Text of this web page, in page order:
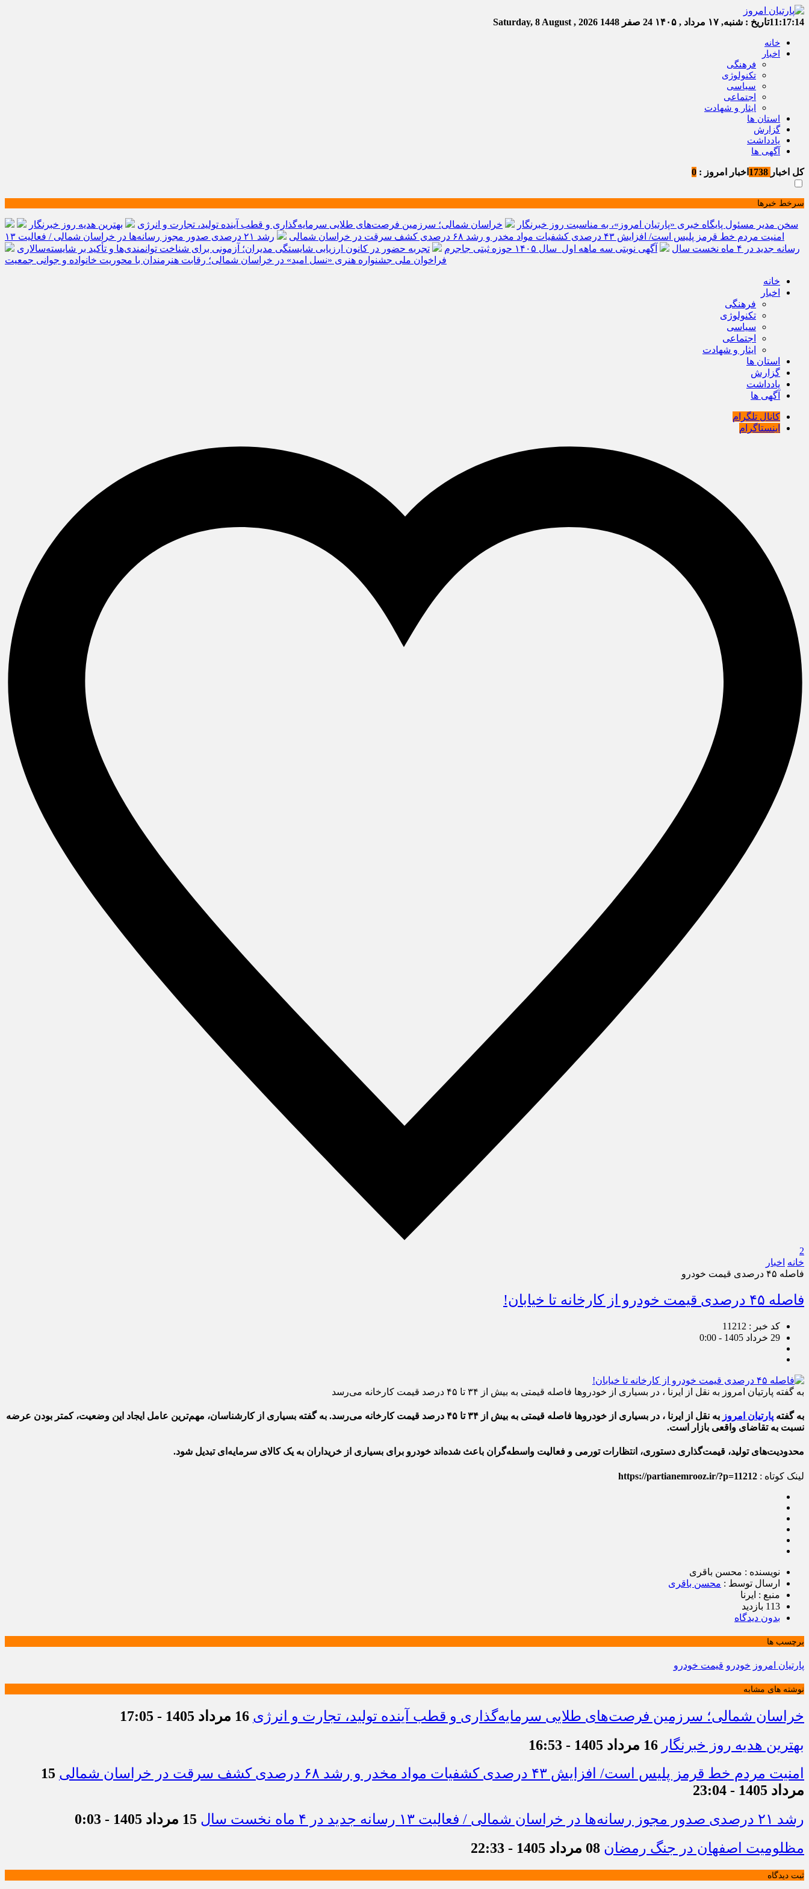
11:17:14تاریخ : شنبه, ۱۷ مرداد , ۱۴۰۵ 24 صفر 1448
خانه
اخبار
فرهنگی
تکنولوژی
سیاسی
اجتماعی
ایثار و شهادت
استان ها
گزارش
یادداشت
آگهی ها
کل اخبار اخبار امروز : 0
سرخط خبرها
سخن مدیر مسئول پایگاه خبری «پارتیان امروز»، به مناسبت روز خبرنگار خراسان شمالی؛ سرزمین فرصت‌های طلایی سرمایه‌گذاری و قطب آینده تولید، تجارت و انرژی
بهترین هدیه روز خبرنگار
امنیت مردم خط قرمز پلیس است/ افزایش ۴۳ درصدی کشفیات مواد مخدر و رشد ۶۸ درصدی کشف سرقت در خراسان شمالی
رشد ۲۱ درصدی صدور مجوز رسانه‌ها در خراسان شمالی / فعالیت ۱۳
رسانه جدید در ۴ ماه نخست سال
آگهی نوبتی سه ماهه اول سال ۱۴۰۵ حوزه ثبتی جاجرم
تجربه حضور در کانون ارزیابی شایستگی مدیران؛ آزمونی برای شناخت توانمندی‌ها و تأکید بر شایسته‌سالاری
فراخوان ملی جشنواره هنری «نسل امید» در خراسان شمالی؛ رقابت هنرمندان با محوریت خانواده و جوانی جمعیت
خانه
اخبار
فرهنگی
تکنولوژی
سیاسی
اجتماعی
ایثار و شهادت
استان ها
گزارش
یادداشت
آگهی ها
کانال تلگرام
اینستاگرام
2
خانه اخبار
فاصله ۴۵ درصدی قیمت خودرو
فاصله ۴۵ درصدی قیمت خودرو از کارخانه تا خیابان!
کد خبر : 11212
29 خرداد 1405 - 0:00
به گفته پارتیان امروز به نقل از ایرنا ، در بسیاری از خودروها فاصله قیمتی به بیش از ۳۴ تا ۴۵ درصد قیمت کارخانه می‌رسد
به گفته پارتیان امروز
به نقل از ایرنا ، در بسیاری از خودروها فاصله قیمتی به بیش از ۳۴ تا ۴۵ درصد قیمت کارخانه می‌رسد. به گفته بسیاری از کارشناسان، مهم‌ترین عامل ایجاد این وضعیت، کمتر بودن عرضه
نسبت به تقاضای واقعی بازار است.
محدودیت‌های تولید، قیمت‌گذاری دستوری، انتظارات تورمی و فعالیت واسطه‌گران باعث شده‌اند خودرو برای بسیاری از خریداران به یک کالای سرمایه‌ای تبدیل شود.
لینک کوتاه : https://partianemrooz.ir/?p=11212
نویسنده : محسن باقری
ارسال توسط : محسن باقری
منبع : ایرنا
113 بازدید
بدون دیدگاه
برچسب ها
پارتیان امروز خودرو قیمت خودرو
نوشته های مشابه
خراسان شمالی؛ سرزمین فرصت‌های طلایی سرمایه‌گذاری و قطب آینده تولید، تجارت و انرژی 16 مرداد 1405 - 17:05
بهترین هدیه روز خبرنگار 16 مرداد 1405 - 16:53
امنیت مردم خط قرمز پلیس است/ افزایش ۴۳ درصدی کشفیات مواد مخدر و رشد ۶۸ درصدی کشف سرقت در خراسان شمالی
15
مرداد 1405 - 23:04
رشد ۲۱ درصدی صدور مجوز رسانه‌ها در خراسان شمالی / فعالیت ۱۳ رسانه جدید در ۴ ماه نخست سال
15 مرداد 1405 - 0:03
مظلومیت اصفهان در جنگ رمضان 08 مرداد 1405 - 22:33
ثبت دیدگاه